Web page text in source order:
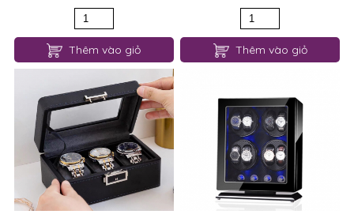
Thêm vào giỏ Thêm vào giỏ